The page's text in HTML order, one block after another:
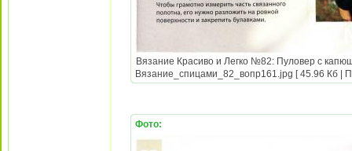
Вязание Красиво и Легко №82: Пуловер с
Вязание_спицами_82_вопр161.jpg [ 45.96 Кб |
Фото: